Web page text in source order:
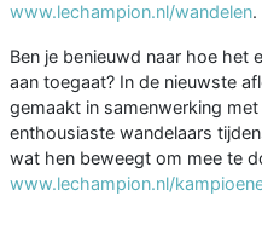
www.lechampion.nl/wandelen.
Ben je benieuwd naar hoe het
aan toegaat? In de nieuwste
gemaakt in samenwerking
enthousiaste wandelaars
wat hen beweegt om mee te
www.lechampion.nl/